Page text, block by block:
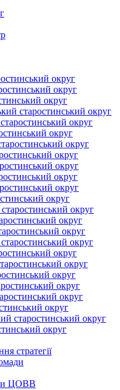
округ
округ
округ
старостинський округ
округ
округ
округ
округ
округ
округ
округ
округ
округ
округ
округ
округ
округ
округ
округ
округ
округ
округ
старостинський округ
округ
стратегії
ЦОВВ